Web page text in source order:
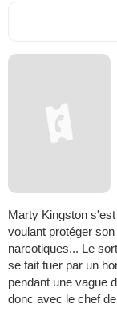
Marty Kingston
voulant protéger
narcotiques... Le
se fait tuer par un
pendant une vague
donc avec le chef